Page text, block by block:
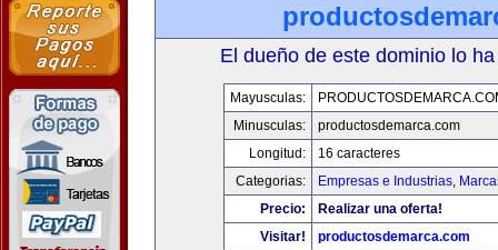
El dueño de este dominio lo
Mayusculas:
Minusculas:
productosdemarca.com
Longitud:
16 caracteres
Categorias:
Empresas e Industrias,
Precio:
Realizar una oferta!
Visitar!
productosdemarca.com